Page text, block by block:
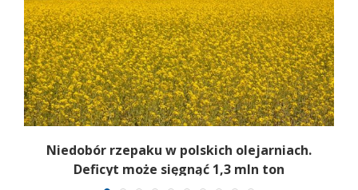
Niedobór rzepaku w polskich olejarniach.
Deficyt może sięgnąć 1,3 mln ton